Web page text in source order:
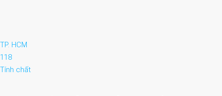
TP. HCM
118
Tính chất